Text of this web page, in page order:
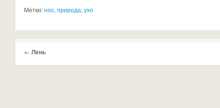
Метки:нос, природа, ухо
← Лень